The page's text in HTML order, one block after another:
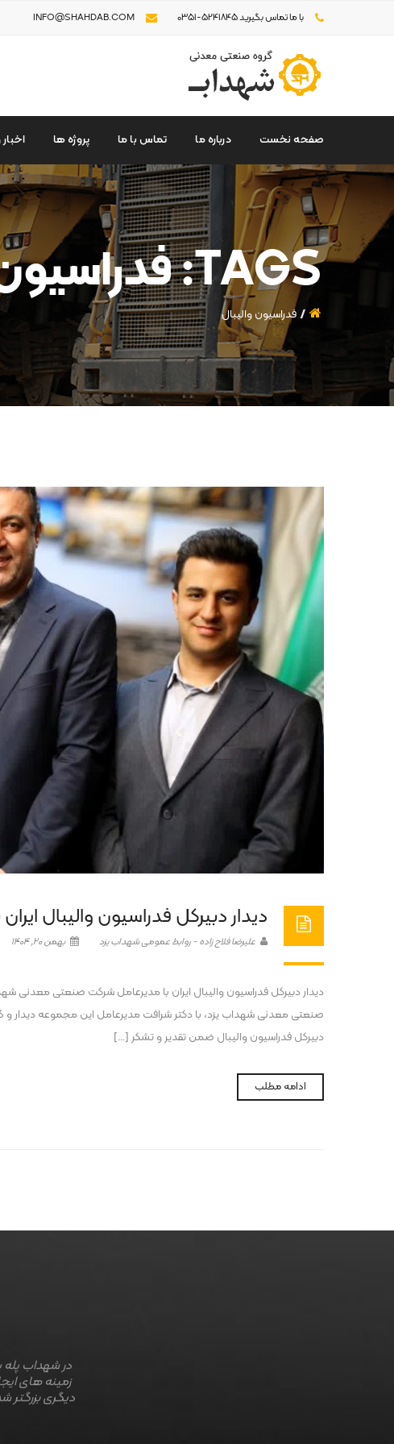
با ما تماس بگیرید 5241845-0351 INFO@SHAHDAB.COM
صفحه نخست درباره ما تماس با ما پروژه ها
TAGS: فدراسیون والیبال
فدراسیون والیبال
دیدار دبیرکل فدراسیون والیبال
علیرضا فلاح زاده - روابط عمومی شهداب یزد بهمن 20, 1404
دیدار دبیرکل فدراسیون والیبال ایران با مدیرعامل شرکت صنعتی معدنی
صنعتی معدنی شهداب یزد، با دکتر شرافت مدیرعامل این مجموعه دیدار
دبیرکل فدراسیون والیبال ضمن تقدیر و تشکر […]
ادامه مطلب
در شهداب پله
زمینه های
دیگری بزرگتر